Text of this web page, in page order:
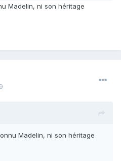
Madelin, ni son héritage
Madelin, ni son héritage